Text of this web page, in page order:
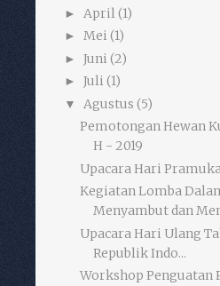
► April (1)
► Mei (1)
► Juni (2)
► Juli (1)
▼ Agustus (5)
Pemotongan Hewan
H - 2019
Upacara Hari
Kegiatan Lomba
Menyambut dan
Upacara Hari Ulang
Republik Indo...
Workshop Penguatan